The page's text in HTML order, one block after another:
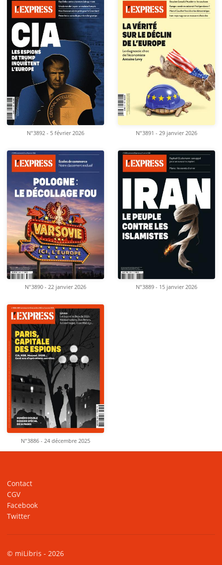
N°3892 - 5 février 2026 N°3891 - 29 janvier 2026
N°3890 - 22 janvier 2026 N°3889 - 15 janvier 2026
N°3886 - 24 décembre 2025
Contact
CGV
Facebook
Twitter
© miLibris - 2026